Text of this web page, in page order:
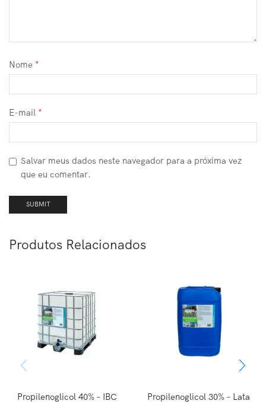
Nome *
E-mail *
Salvar meus dados neste navegador para a próxima vez
que eu comentar.
Produtos Relacionados
Propilenoglicol 40% – IBC
Propilenoglicol 30% – Lata